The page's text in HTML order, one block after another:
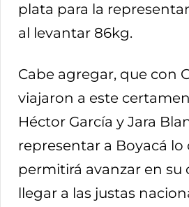
plata para la
al levantar 86kg.
Cabe agregar, que con
viajaron a este
Héctor García y Jara
representar a Boyacá lo
permitirá avanzar en su
llegar a las justas